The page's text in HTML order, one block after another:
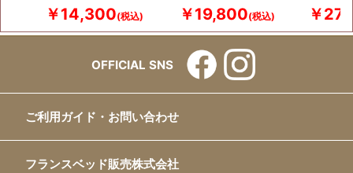
￥14,300 ￥19,800 ￥
OFFICIAL SNS
ご利用ガイド・お問い合わせ
フランスベッド販売株式会社